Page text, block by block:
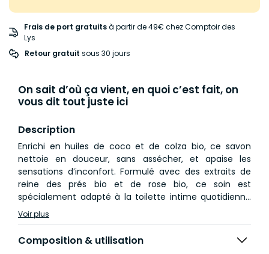
Frais de port gratuitsà partir de 49€ chez Comptoir des
Lys
Retour gratuit sous 30 jours
On sait d’où ça vient, en quoi c’est fait, on
vous dit tout juste ici
Description
Enrichi en huiles de coco et de colza bio, ce savon
nettoie en douceur, sans assécher, et apaise les
sensations d’inconfort. Formulé avec des extraits de
reine des prés bio et de rose bio, ce soin est
spécialement adapté à la toilette intime quotidienne
des muqueuses les plus délicates, dès 10 ans. *Sans
tensio-actifs sulfatés, sans parfum, sans huiles
essentielles et sans conservateur. Adapté aux femmes
enceintes et allaitantes. Testé gynécologiquement.
Voir plus
Composition & utilisation